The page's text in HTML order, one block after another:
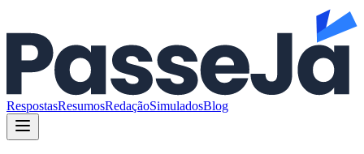
RespostasResumosRedaçãoSimuladosBlog